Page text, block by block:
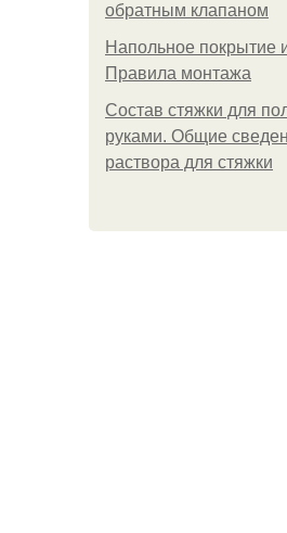
обратным клапаном
Напольное покрытие
Правила монтажа
Состав стяжки для
руками. Общие
раствора для стяжки